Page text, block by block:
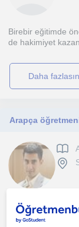
Birebir eğitimde
de hakimiyet
daha
Arapça